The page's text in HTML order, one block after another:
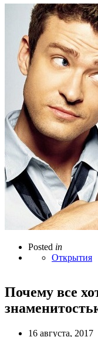
Posted in
Открытия
Почему все
16 августа, 2017